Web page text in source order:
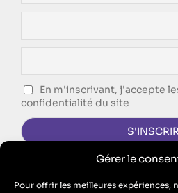
Gérer le
Pour offrir les meilleures expériences,
En m'inscrivant, j'accepte
confidentialité du site
CONTACTEZ-